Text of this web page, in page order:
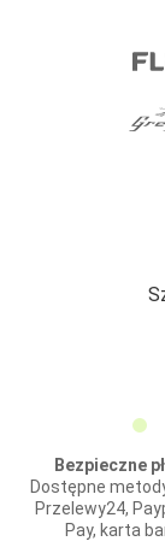
Bezpieczne
Dostępne
Przelewy24,
Pay, karta